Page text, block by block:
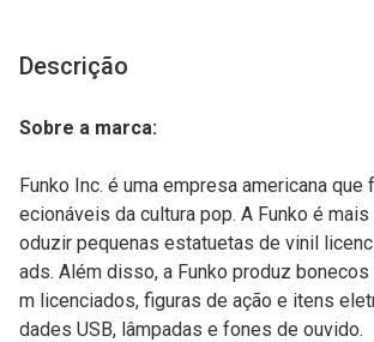
Descrição
Sobre a marca:
Funko Inc. é uma empresa americana
ecionáveis da cultura pop. A Funko é
oduzir pequenas estatuetas de vinil
ads. Além disso, a Funko produz
m licenciados, figuras de ação e itens
dades USB, lâmpadas e fones de ouvido.